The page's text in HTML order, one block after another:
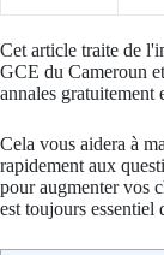
Cet article traite de
GCE du Cameroun
annales gratuitement
Cela vous aidera à
rapidement aux
pour augmenter vos
est toujours essentiel